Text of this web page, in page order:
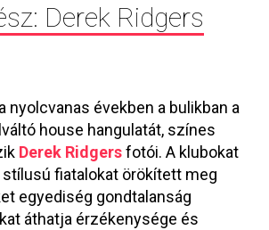
Derek Ridgers
nyolcvanas években a bulikban a
house hangulatát, színes
Derek Ridgersfotói. A klubokat
stílusú fiatalokat örökített meg
egyediség gondtalanság
áthatja érzékenysége és